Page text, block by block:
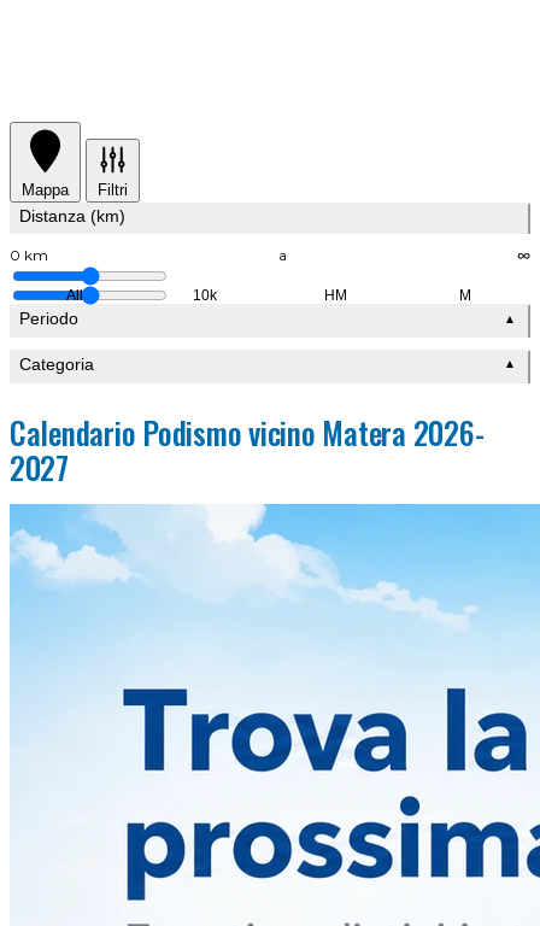
Mappa Filtri
Distanza (km)
0 km a ∞
All 10k HM M
Periodo ▲
Categoria ▲
Calendario Podismo vicino Matera 2026-
2027